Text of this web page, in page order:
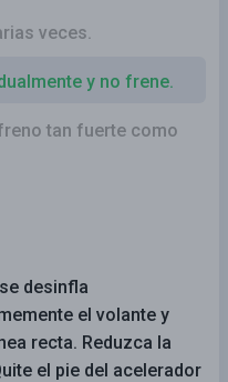
veces.
y no frene.
tan fuerte como
desinfla
el volante y
recta. Reduzca la
el pie del acelerador